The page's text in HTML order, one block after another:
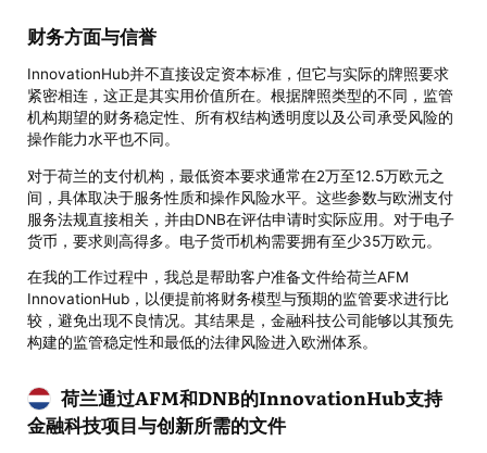
财务方面与信誉
InnovationHub并不直接设定资本标准，但它与实际的牌照要求
紧密相连，这正是其实用价值所在。根据牌照类型的不同，监管
机构期望的财务稳定性、所有权结构透明度以及公司承受风险的
操作能力水平也不同。
对于荷兰的支付机构，最低资本要求通常在2万至12.5万欧元之
间，具体取决于服务性质和操作风险水平。这些参数与欧洲支付
服务法规直接相关，并由DNB在评估申请时实际应用。对于电子
货币，要求则高得多。电子货币机构需要拥有至少35万欧元。
在我的工作过程中，我总是帮助客户准备文件给荷兰AFM
InnovationHub，以便提前将财务模型与预期的监管要求进行比
较，避免出现不良情况。其结果是，金融科技公司能够以其预先
构建的监管稳定性和最低的法律风险进入欧洲体系。
荷兰通过AFM和DNB的InnovationHub支持
金融科技项目与创新所需的文件